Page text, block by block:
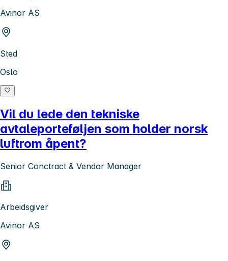
Avinor AS
Sted
Oslo
Vil du lede den tekniske
avtaleporteføljen som holder norsk
luftrom åpent?
Senior Conctract & Vendor Manager
Arbeidsgiver
Avinor AS